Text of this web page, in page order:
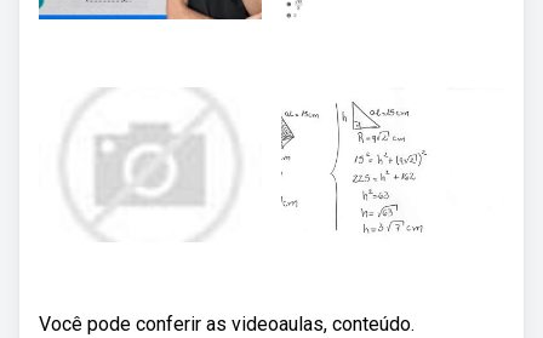
Você pode conferir as videoaulas, conteúdo.